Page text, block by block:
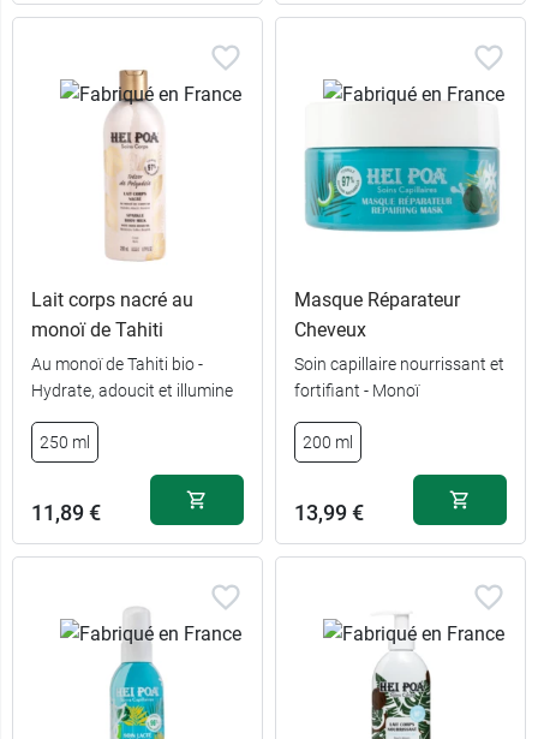
Lait corps nacré au
monoï de Tahiti
Au monoï de Tahiti bio -
Hydrate, adoucit et illumine
250 ml
11,89 €
Masque Réparateur
Cheveux
Soin capillaire nourrissant et
fortifiant - Monoï
200 ml
13,99 €